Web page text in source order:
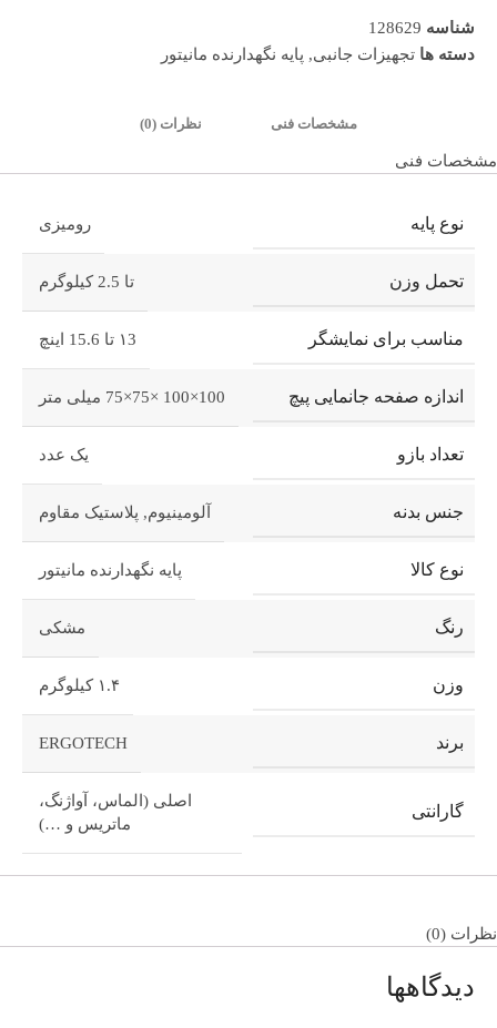
شناسه 128629
دسته ها تجهیزات جانبی, پایه نگهدارنده مانیتور
مشخصات فنی نظرات (0)
مشخصات فنی
نوع پایه رومیزی
تحمل وزن تا 2.5 کیلوگرم
مناسب برای نمایشگر ۱3 تا 15.6 اینچ
اندازه صفحه جانمایی پیچ 100×100 ×75×75 میلی متر
تعداد بازو یک عدد
جنس بدنه آلومینیوم, پلاستیک مقاوم
نوع کالا پایه نگهدارنده مانیتور
رنگ مشکی
وزن ۱.۴ کیلوگرم
برند ERGOTECH
گارانتی
اصلی (الماس، آواژنگ،
ماتریس و …)
نظرات (0)
دیدگاهها